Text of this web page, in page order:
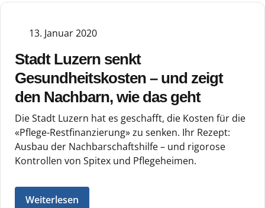
13. Januar 2020
Stadt Luzern senkt
Gesundheitskosten – und zeigt
den Nachbarn, wie das geht
Die Stadt Luzern hat es geschafft, die Kosten für die
«Pflege-Restfinanzierung» zu senken. Ihr Rezept:
Ausbau der Nachbarschaftshilfe – und rigorose
Kontrollen von Spitex und Pflegeheimen.
Weiterlesen